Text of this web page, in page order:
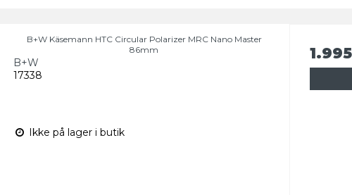
B+W Käsemann HTC Circular Polarizer MRC Nano Master
86mm
B+W
17338
Ikke på lager i butik